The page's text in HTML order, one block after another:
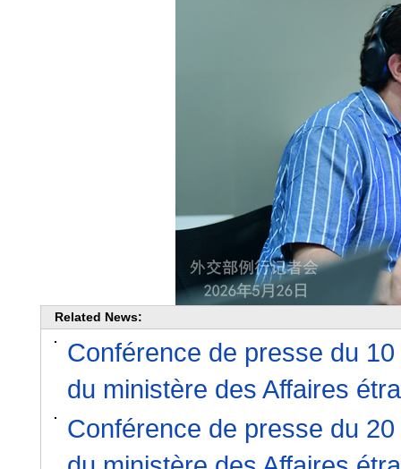
Related News:
Conférence de presse du
du ministère des Affaires
Conférence de presse du